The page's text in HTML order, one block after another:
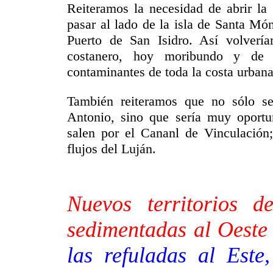
Reiteramos la necesidad de abrir
pasar al lado de la isla de Santa
Puerto de San Isidro. Así
costanero, hoy moribundo y
contaminantes de toda la costa
También reiteramos que no sólo
Antonio, sino que sería muy
salen por el Cananl de
flujos del Luján.
Nuevos territorios
sedimentadas al
las refuladas al